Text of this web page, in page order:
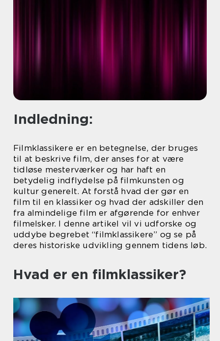
Indledning:
Filmklassikere er en betegnelse, der bruges
til at beskrive film, der anses for at være
tidløse mesterværker og har haft en
betydelig indflydelse på filmkunsten og
kultur generelt. At forstå hvad der gør en
film til en klassiker og hvad der adskiller den
fra almindelige film er afgørende for enhver
filmelsker. I denne artikel vil vi udforske og
uddybe begrebet “filmklassikere” og se på
deres historiske udvikling gennem tidens løb.
Hvad er en filmklassiker?